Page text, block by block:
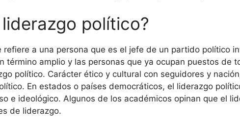
político?
refiere a una persona que es el jefe de un partido político
término amplio y las personas que ya ocupan puestos de
político. Carácter ético y cultural con seguidores y
En estados o países democráticos, el liderazgo
e ideológico. Algunos de los académicos opinan que el
de liderazgo.